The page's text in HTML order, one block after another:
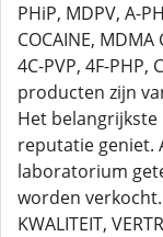
PHiP, MDPV, A-
COCAINE, MDMA
4C-PVP, 4F-PHP,
producten zijn
Het
reputatie geniet.
laboratorium
worden verkocht.
KWALITEIT,